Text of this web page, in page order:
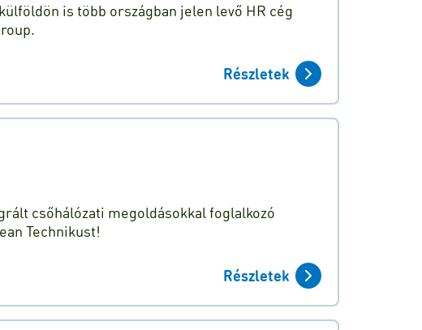
is több országban jelen levő HR cég
Részletek
csőhálózati megoldásokkal foglalkozó
Technikust!
Részletek